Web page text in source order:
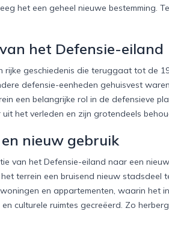
het een geheel nieuwe bestemming.
het Defensie-eiland
rijke geschiedenis die teruggaat tot de
defensie-eenheden gehuisvest
een belangrijke rol in de defensieve
het verleden en zijn grotendeels
nieuw gebruik
van het Defensie-eiland naar een
terrein een bruisend nieuw stadsdeel
en appartementen, waarin het
culturele ruimtes gecreëerd. Zo